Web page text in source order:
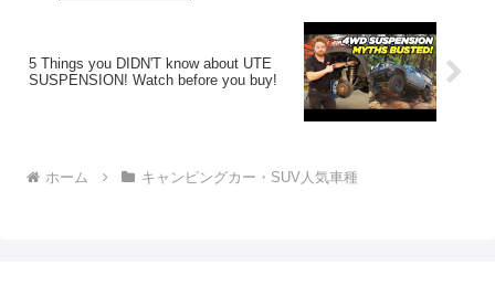
5 Things you DIDN'T know about UTE
SUSPENSION! Watch before you buy!
ホーム キャンピングカー・SUV人気車種